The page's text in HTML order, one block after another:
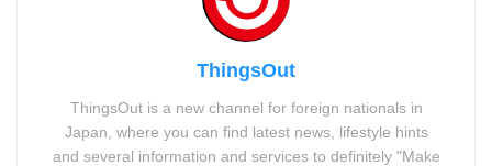
ThingsOut
ThingsOut is a new channel for foreign nationals in
Japan, where you can find latest news, lifestyle hints
and several information and services to definitely "Make